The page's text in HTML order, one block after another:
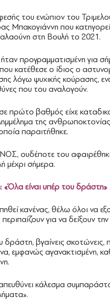
του ενώπιον του
Μπακογιάννη που
στη Βουλή το 2021.
προγραμματισμένη για
κατέθεσε ο ίδιος ο
λόγω ψυχικής κούρασης,
που του αναλογούν.
πρώτο βαθμός είχε
της ανθρωποκτονίας
παραιτήθηκε.
ουδέποτε του
μέχρι σήμερα.
«Όλα είναι υπέρ του δράστη»
κανένας, θέλω όλοι να
για να δείξουν
δράστη, βγαίνεις
εμφανώς αγανακτισμένη,
κάλεσμα